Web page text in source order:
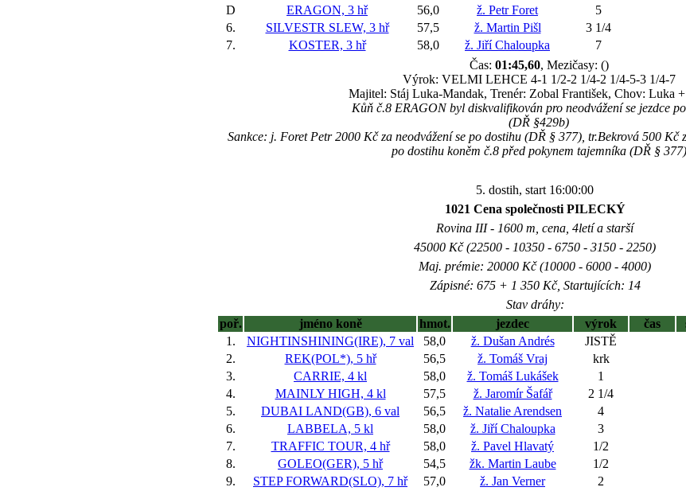
D
ERAGON, 3 hř 56,0 ž. Petr Foret 5
6.
SILVESTR SLEW, 3 hř 57,5 ž. Martin Pišl 3 1/4
7.
KOSTER, 3 hř 58,0 ž. Jiří Chaloupka 7
Čas: 01:45,60, Mezičasy: ()
Výrok: VELMI LEHCE 4-1 1/2-2 1/4-2 1/4-5-3 1/4-7
Majitel: Stáj Luka-Mandak, Trenér: Zobal František, Chov: Luka
Kůň č.8 ERAGON byl diskvalifikován pro neodvážení se jezdce
(DŘ §429b)
Sankce: j. Foret Petr 2000 Kč za neodvážení se po dostihu (DŘ § 377), tr.Bekrová 500 Kč
po dostihu koněm č.8 před pokynem tajemníka (DŘ § 377)
5. dostih, start 16:00:00
1021 Cena společnosti PILECKÝ
Rovina III - 1600 m, cena, 4letí a starší
45000 Kč (22500 - 10350 - 6750 - 3150 - 2250)
Maj. prémie: 20000 Kč (10000 - 6000 - 4000)
Zápisné: 675 + 1 350 Kč, Startujících: 14
Stav dráhy:
poř.
jméno koně hmot. jezdec výrok čas
1.
NIGHTINSHINING(IRE), 7 val 58,0 ž. Dušan Andrés JISTĚ
2.
REK(POL*), 5 hř 56,5 ž. Tomáš Vraj krk
3.
CARRIE, 4 kl 58,0 ž. Tomáš Lukášek 1
4.
MAINLY HIGH, 4 kl 57,5 ž. Jaromír Šafář 2 1/4
5.
DUBAI LAND(GB), 6 val 56,5 ž. Natalie Arendsen 4
6.
LABBELA, 5 kl 58,0 ž. Jiří Chaloupka 3
7.
TRAFFIC TOUR, 4 hř 58,0 ž. Pavel Hlavatý 1/2
8.
GOLEO(GER), 5 hř 54,5 žk. Martin Laube 1/2
9.
STEP FORWARD(SLO), 7 hř 57,0 ž. Jan Verner 2